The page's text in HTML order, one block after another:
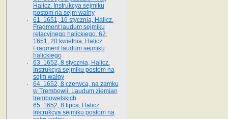
Halicz. Instrukcya sejmiku
postom na sejm walny
61. 1651, 16 stycznia, Halicz.
Fragment laudum sejmiku
relacyjnego halickiego. 62.
1651, 20 kwietnia, Halicz.
Fragment laudum sejmiku
halickiego
63. 1652, 8 stycznia, Halicz.
Instrukcya sejmiku postom na
sejm walny
64. 1652, 8 czerwca, na zamku
w Trembowli. Laudum ziemian
trembowelskich
65. 1652, 8 lipca, Halicz.
Instrukcya sejmiku posłom na